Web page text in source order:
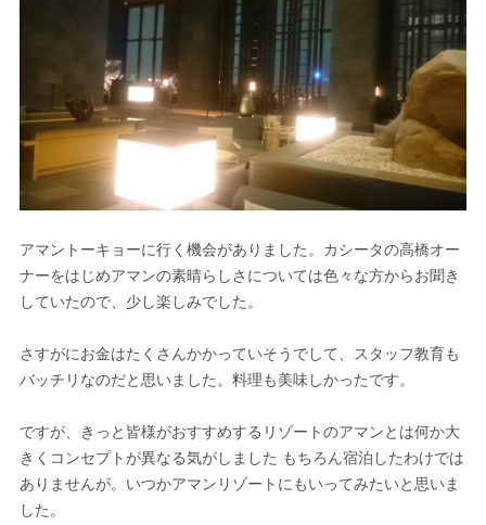
アマントーキョーに行く機会がありました。カシータの高橋オー
ナーをはじめアマンの素晴らしさについては色々な方からお聞き
していたので、少し楽しみでした。
さすがにお金はたくさんかかっていそうでして、スタッフ教育も
バッチリなのだと思いました。料理も美味しかったです。
ですが、きっと皆様がおすすめするリゾートのアマンとは何か大
きくコンセプトが異なる気がしました もちろん宿泊したわけでは
ありませんが。いつかアマンリゾートにもいってみたいと思いま
した。